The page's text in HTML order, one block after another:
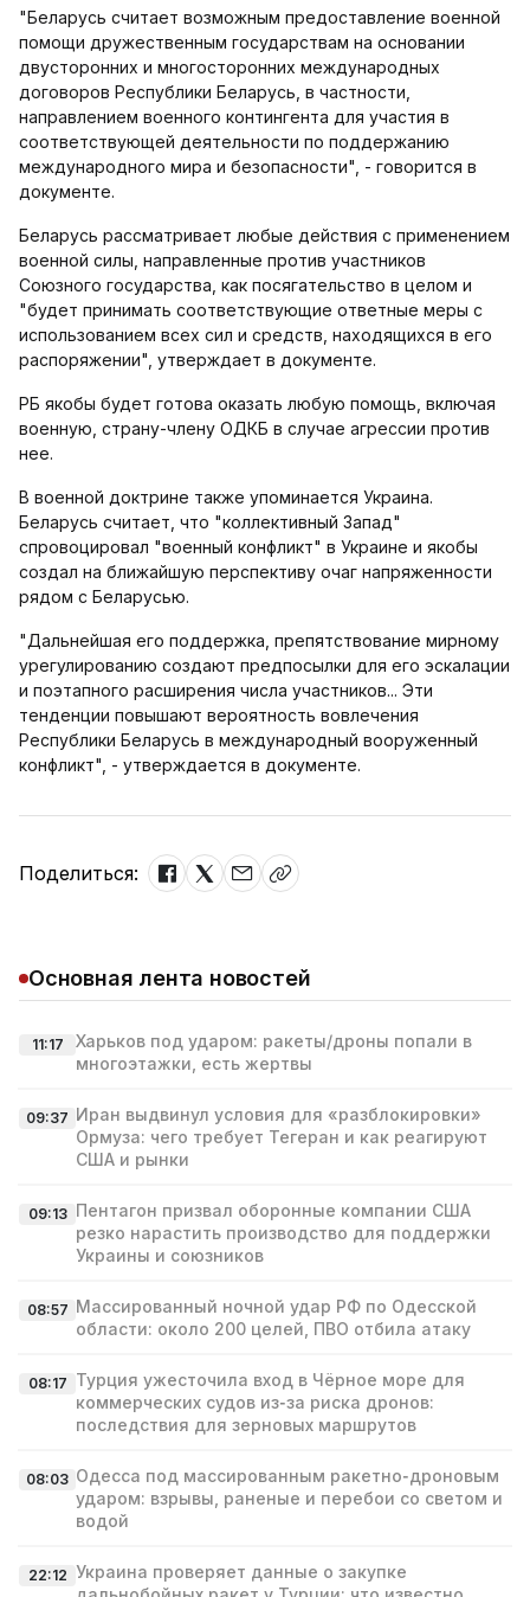
"Беларусь считает возможным предоставление военной
помощи дружественным государствам на основании
двусторонних и многосторонних международных
договоров Республики Беларусь, в частности,
направлением военного контингента для участия в
соответствующей деятельности по поддержанию
международного мира и безопасности", - говорится в
документе.
Беларусь рассматривает любые действия с применением
военной силы, направленные против участников
Союзного государства, как посягательство в целом и
"будет принимать соответствующие ответные меры с
использованием всех сил и средств, находящихся в его
распоряжении", утверждает в документе.
РБ якобы будет готова оказать любую помощь, включая
военную, страну-члену ОДКБ в случае агрессии против
нее.
В военной доктрине также упоминается Украина.
Беларусь считает, что "коллективный Запад"
спровоцировал "военный конфликт" в Украине и якобы
создал на ближайшую перспективу очаг напряженности
рядом с Беларусью.
"Дальнейшая его поддержка, препятствование мирному
урегулированию создают предпосылки для его эскалации
и поэтапного расширения числа участников... Эти
тенденции повышают вероятность вовлечения
Республики Беларусь в международный вооруженный
конфликт", - утверждается в документе.
Поделиться:
Основная лента новостей
11:17
Харьков под ударом: ракеты/дроны попали в
многоэтажки, есть жертвы
09:37 Иран выдвинул условия для «разблокировки»
Ормуза: чего требует Тегеран и как реагируют
США и рынки
09:13 Пентагон призвал оборонные компании США
резко нарастить производство для поддержки
Украины и союзников
08:57 Массированный ночной удар РФ по Одесской
области: около 200 целей, ПВО отбила атаку
08:17 Турция ужесточила вход в Чёрное море для
коммерческих судов из‑за риска дронов:
последствия для зерновых маршрутов
08:03 Одесса под массированным ракетно‑дроновым
ударом: взрывы, раненые и перебои со светом и
водой
22:12 Украина проверяет данные о закупке